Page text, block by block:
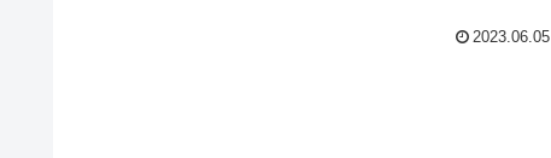
2023.06.05